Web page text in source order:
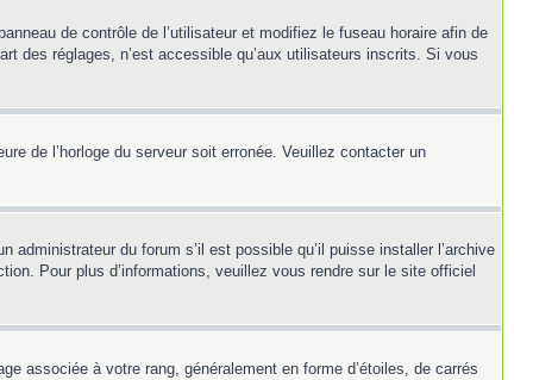
de contrôle de l’utilisateur et modifiez le fuseau horaire afin de
des réglages, n’est accessible qu’aux utilisateurs inscrits. Si vous
de l’horloge du serveur soit erronée. Veuillez contacter un
du forum s’il est possible qu’il puisse installer l’archive
Pour plus d’informations, veuillez vous rendre sur le site officiel
associée à votre rang, généralement en forme d’étoiles, de carrés